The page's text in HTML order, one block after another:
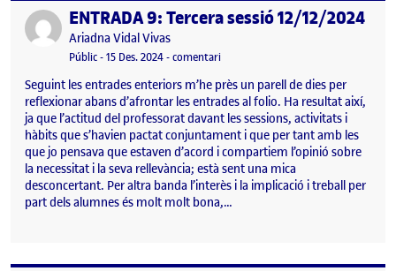
Publicat perENTRADA 9: Tercera sessió 12/12/2024
Publicat per
Ariadna Vidal Vivas
Visibilitat:
Públic-Data de publicació
15 Des. 2024-comentariel ENTRADA 9: Tercera sessió 12/12/
Seguint les entrades enteriors m’he près un parell de dies per
reflexionar abans d’afrontar les entrades al folio. Ha resultat així,
ja que l’actitud del professorat davant les sessions, activitats i
hàbits que s’havien pactat conjuntament i que per tant amb les
que jo pensava que estaven d’acord i compartiem l’opinió sobre
la necessitat i la seva rellevància; està sent una mica
desconcertant. Per altra banda l’interès i la implicació i treball per
part dels alumnes és molt molt bona,…